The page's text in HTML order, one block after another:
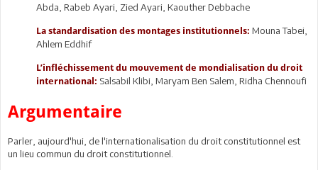
Abda, Rabeb Ayari, Zied Ayari, Kaouther Debbache
La standardisation des montages institutionnels: Mouna Tabei,
Ahlem Eddhif
L’infléchissement du mouvement de mondialisation du droit
international: Salsabil Klibi, Maryam Ben Salem, Ridha Chennoufi
Argumentaire
Parler, aujourd'hui, de l'internationalisation du droit constitutionnel est
un lieu commun du droit constitutionnel.